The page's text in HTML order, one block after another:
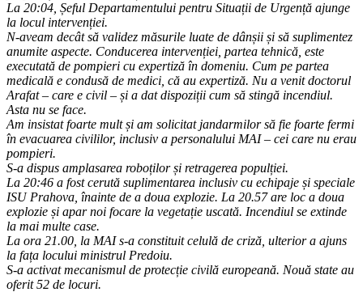
La 20:04, Șeful Departamentului pentru Situații de Urgență ajunge
la locul intervenției.
N-aveam decât să validez măsurile luate de dânșii și să suplimentez
anumite aspecte. Conducerea intervenției, partea tehnică, este
executată de pompieri cu expertiză în domeniu. Cum pe partea
medicală e condusă de medici, că au expertiză. Nu a venit doctorul
Arafat – care e civil – și a dat dispoziții cum să stingă incendiul.
Asta nu se face.
Am insistat foarte mult și am solicitat jandarmilor să fie foarte fermi
în evacuarea civililor, inclusiv a personalului MAI – cei care nu erau
pompieri.
S-a dispus amplasarea roboților și retragerea populției.
La 20:46 a fost cerută suplimentarea inclusiv cu echipaje și speciale
ISU Prahova, înainte de a doua explozie. La 20.57 are loc a doua
explozie și apar noi focare la vegetație uscată. Incendiul se extinde
la mai multe case.
La ora 21.00, la MAI s-a constituit celulă de criză, ulterior a ajuns
la fața locului ministrul Predoiu.
S-a activat mecanismul de protecție civilă europeană. Nouă state au
oferit 52 de locuri.